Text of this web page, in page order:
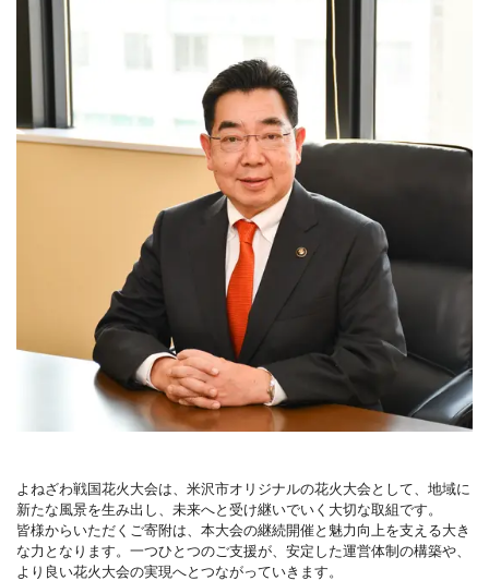
よねざわ戦国花火大会は、米沢市オリジナルの花火大会として、地域に
新たな風景を生み出し、未来へと受け継いでいく大切な取組です。
皆様からいただくご寄附は、本大会の継続開催と魅力向上を支える大き
な力となります。一つひとつのご支援が、安定した運営体制の構築や、
より良い花火大会の実現へとつながっていきます。